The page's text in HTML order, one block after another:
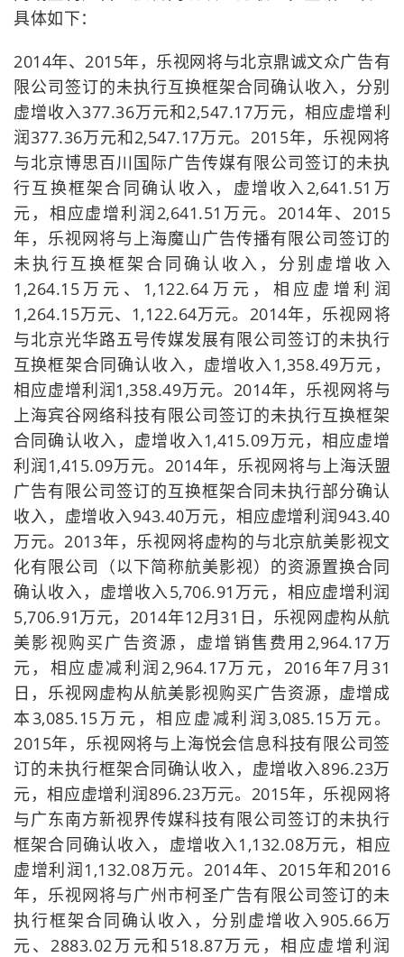
具体如下：
2014年、2015年，乐视网将与北京鼎诚文众广告有
限公司签订的未执行互换框架合同确认收入，分别
虚增收入377.36万元和2,547.17万元，相应虚增利
润377.36万元和2,547.17万元。2015年，乐视网将
与北京博思百川国际广告传媒有限公司签订的未执
行互换框架合同确认收入，虚增收入2,641.51万
元，相应虚增利润2,641.51万元。2014年、2015
年，乐视网将与上海魔山广告传播有限公司签订的
未执行互换框架合同确认收入，分别虚增收入
1,264.15万元、1,122.64万元，相应虚增利润
1,264.15万元、1,122.64万元。2014年，乐视网将
与北京光华路五号传媒发展有限公司签订的未执行
互换框架合同确认收入，虚增收入1,358.49万元，
相应虚增利润1,358.49万元。2014年，乐视网将与
上海宾谷网络科技有限公司签订的未执行互换框架
合同确认收入，虚增收入1,415.09万元，相应虚增
利润1,415.09万元。2014年，乐视网将与上海沃盟
广告有限公司签订的互换框架合同未执行部分确认
收入，虚增收入943.40万元，相应虚增利润943.40
万元。2013年，乐视网将虚构的与北京航美影视文
化有限公司（以下简称航美影视）的资源置换合同
确认收入，虚增收入5,706.91万元，相应虚增利润
5,706.91万元，2014年12月31日，乐视网虚构从航
美影视购买广告资源，虚增销售费用2,964.17万
元，相应虚减利润2,964.17万元，2016年7月31
日，乐视网虚构从航美影视购买广告资源，虚增成
本3,085.15万元，相应虚减利润3,085.15万元。
2015年，乐视网将与上海悦会信息科技有限公司签
订的未执行框架合同确认收入，虚增收入896.23万
元，相应虚增利润896.23万元。2015年，乐视网将
与广东南方新视界传媒科技有限公司签订的未执行
框架合同确认收入，虚增收入1,132.08万元，相应
虚增利润1,132.08万元。2014年、2015年和2016
年，乐视网将与广州市柯圣广告有限公司签订的未
执行框架合同确认收入，分别虚增收入905.66万
元、2883.02万元和518.87万元，相应虚增利润